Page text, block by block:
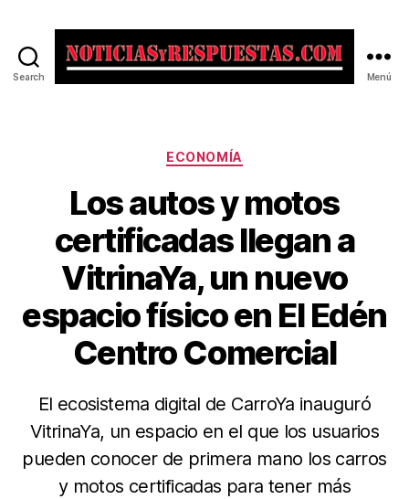
Search Menú
Categorías
ECONOMÍA
Los autos y motos
certificadas llegan a
VitrinaYa, un nuevo
espacio físico en El Edén
Centro Comercial
El ecosistema digital de CarroYa inauguró
VitrinaYa, un espacio en el que los usuarios
pueden conocer de primera mano los carros
y motos certificadas para tener más